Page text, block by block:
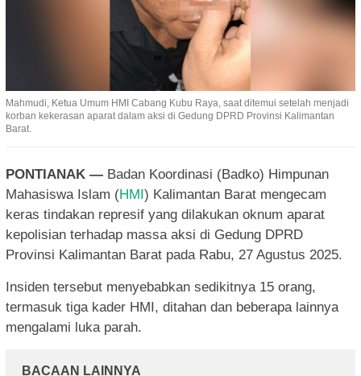
Mahmudi, Ketua Umum HMI Cabang Kubu Raya, saat ditemui setelah menjadi
korban kekerasan aparat dalam aksi di Gedung DPRD Provinsi Kalimantan
Barat.
PONTIANAK — Badan Koordinasi (Badko) Himpunan
Mahasiswa Islam (HMI) Kalimantan Barat mengecam
keras tindakan represif yang dilakukan oknum aparat
kepolisian terhadap massa aksi di Gedung DPRD
Provinsi Kalimantan Barat pada Rabu, 27 Agustus 2025.
Insiden tersebut menyebabkan sedikitnya 15 orang,
termasuk tiga kader HMI, ditahan dan beberapa lainnya
mengalami luka parah.
BACAAN LAINNYA